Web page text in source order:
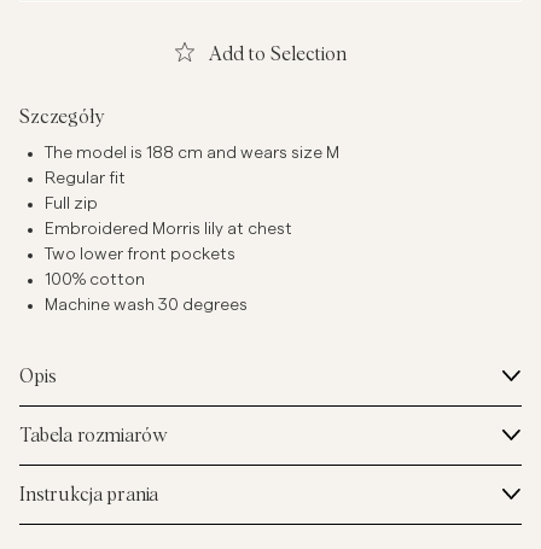
Add to Selection
Szczegóły
The model is 188 cm and wears size M
Regular fit
Full zip
Embroidered Morris lily at chest
Two lower front pockets
100% cotton
Machine wash 30 degrees
Opis
Tabela rozmiarów
Instrukcja prania